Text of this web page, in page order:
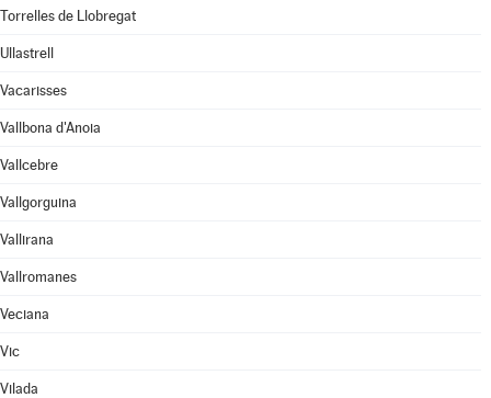
Torrelles de Llobregat
Ullastrell
Vacarisses
Vallbona d'Anoia
Vallcebre
Vallgorguina
Vallirana
Vallromanes
Veciana
Vic
Vilada